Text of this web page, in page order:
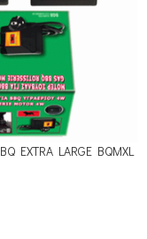
EXTRA LARGE BQMXL